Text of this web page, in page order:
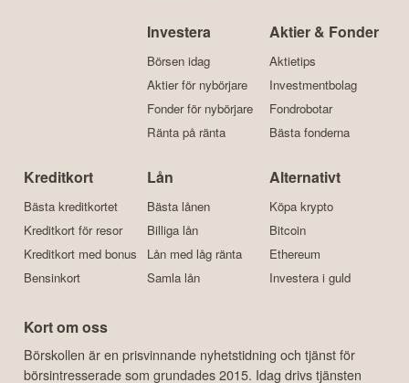
Investera
Börsen idag
Aktier för nybörjare
Fonder för nybörjare
Ränta på ränta
Aktier & Fonder
Aktietips
Investmentbolag
Fondrobotar
Bästa fonderna
Kreditkort
Bästa kreditkortet
Kreditkort för resor
Kreditkort med bonus
Bensinkort
Lån
Bästa lånen
Billiga lån
Lån med låg ränta
Samla lån
Alternativt
Köpa krypto
Bitcoin
Ethereum
Investera i guld
Kort om oss
Börskollen är en prisvinnande nyhetstidning och tjänst för
börsintresserade som grundades 2015. Idag drivs tjänsten